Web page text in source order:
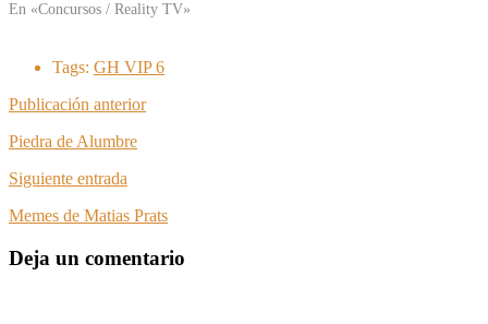
En «Concursos / Reality TV»
Tags: GH VIP 6
Publicación anterior
Piedra de Alumbre
Siguiente entrada
Memes de Matias Prats
Deja un comentario